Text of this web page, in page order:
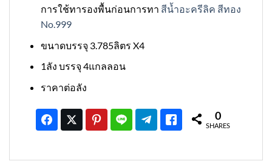
การใช้ทารองพื้นก่อนการทา สีน้ำอะครีลิค สีทอง
No.999
ขนาดบรรจุ 3.785ลิตร X4
1ลัง บรรจุ 4แกลลอน
ราคาต่อลัง
0
SHARES